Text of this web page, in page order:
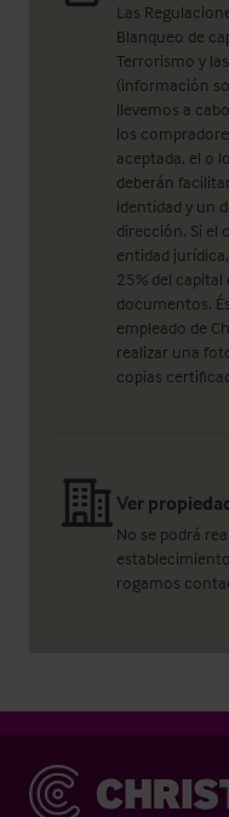
Las
Blanqueo de
Terrorismo y
(información
llevemos a
los
aceptada, el o
deberán
identidad y un
dirección. Si el
entidad
25% del
documentos.
empleado de
realizar una
copias
Ver
No se podrá
rogamos
Christie & Co